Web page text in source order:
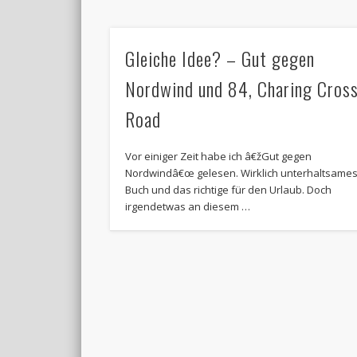
Gleiche Idee? – Gut gegen
Nordwind und 84, Charing
Road
Vor einiger Zeit habe ich â€žGut gegen
Nordwindâ€œ gelesen. Wirklich
Buch und das richtige für den Urlaub. Doch
irgendetwas an diesem …